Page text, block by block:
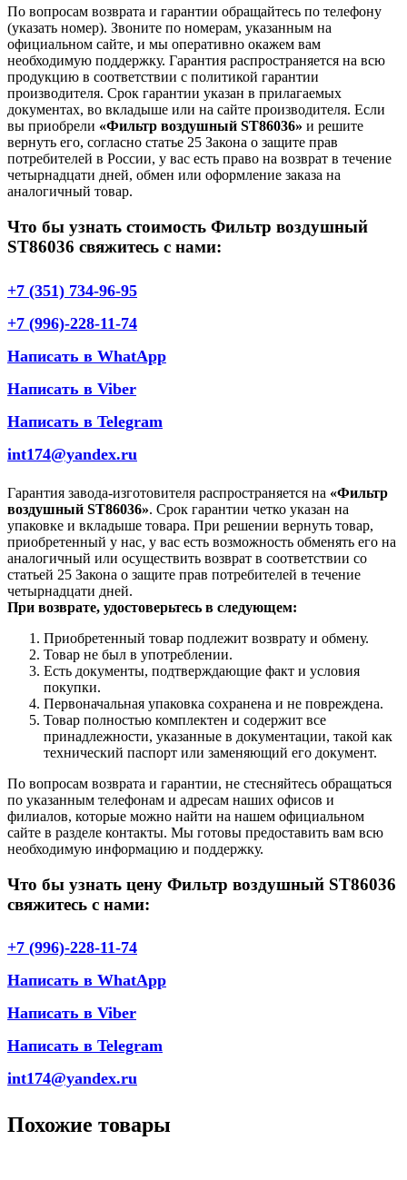
По вопросам возврата и гарантии обращайтесь по телефону
(указать номер). Звоните по номерам, указанным на
официальном сайте, и мы оперативно окажем вам
необходимую поддержку. Гарантия распространяется на всю
продукцию в соответствии с политикой гарантии
производителя. Срок гарантии указан в прилагаемых
документах, во вкладыше или на сайте производителя. Если
вы приобрели «Фильтр воздушный ST86036» и решите
вернуть его, согласно статье 25 Закона о защите прав
потребителей в России, у вас есть право на возврат в течение
четырнадцати дней, обмен или оформление заказа на
аналогичный товар.
Что бы узнать стоимость Фильтр воздушный
ST86036 свяжитесь с нами:
+7 (351) 734-96-95
+7 (996)-228-11-74
Написать в WhatApp
Написать в Viber
Написать в Telegram
int174@yandex.ru
Гарантия завода-изготовителя распространяется на «Фильтр
воздушный ST86036». Срок гарантии четко указан на
упаковке и вкладыше товара. При решении вернуть товар,
приобретенный у нас, у вас есть возможность обменять его на
аналогичный или осуществить возврат в соответствии со
статьей 25 Закона о защите прав потребителей в течение
четырнадцати дней.
При возврате, удостоверьтесь в следующем:
Приобретенный товар подлежит возврату и обмену.
Товар не был в употреблении.
Есть документы, подтверждающие факт и условия
покупки.
Первоначальная упаковка сохранена и не повреждена.
Товар полностью комплектен и содержит все
принадлежности, указанные в документации, такой как
технический паспорт или заменяющий его документ.
По вопросам возврата и гарантии, не стесняйтесь обращаться
по указанным телефонам и адресам наших офисов и
филиалов, которые можно найти на нашем официальном
сайте в разделе контакты. Мы готовы предоставить вам всю
необходимую информацию и поддержку.
Что бы узнать цену Фильтр воздушный ST86036
свяжитесь с нами:
+7 (996)-228-11-74
Написать в WhatApp
Написать в Viber
Написать в Telegram
int174@yandex.ru
Похожие товары